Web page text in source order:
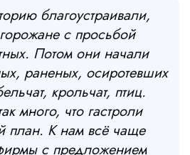
благоустраивали,
с просьбой
Потом они начали
раненых, осиротевших
крольчат, птиц.
много, что гастроли
план. К нам всё чаще
с предложением